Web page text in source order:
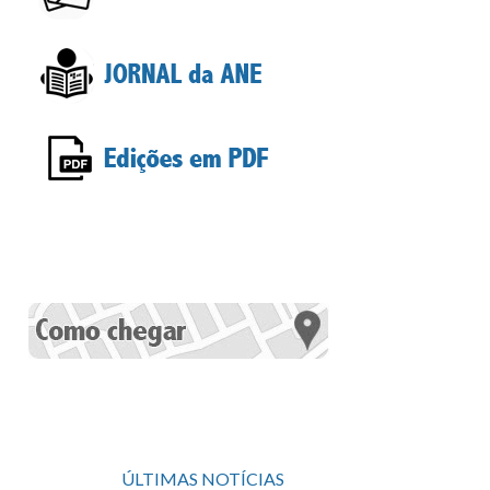
ÚLTIMAS NOTÍCIAS